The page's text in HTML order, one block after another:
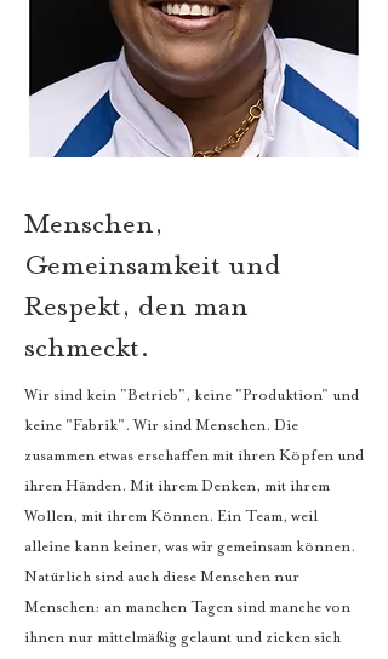
Menschen,
Gemeinsamkeit und
Respekt, den man
schmeckt.
Wir sind kein "Betrieb", keine "Produktion" und
keine "Fabrik". Wir sind Menschen. Die
zusammen etwas erschaffen mit ihren Köpfen und
ihren Händen. Mit ihrem Denken, mit ihrem
Wollen, mit ihrem Können. Ein Team, weil
alleine kann keiner, was wir gemeinsam können.
Natürlich sind auch diese Menschen nur
Menschen: an manchen Tagen sind manche von
ihnen nur mittelmäßig gelaunt und zicken sich